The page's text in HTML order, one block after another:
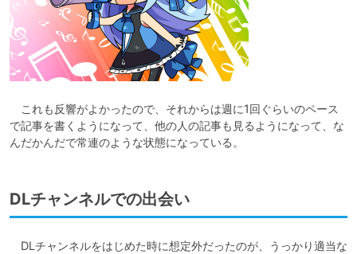
これも反響がよかったので、それからは週に1回ぐらいのペース
で記事を書くようになって、他の人の記事も見るようになって、な
んだかんだで常連のような状態になっている。
DLチャンネルでの出会い
DLチャンネルをはじめた時に想定外だったのが、うっかり適当な